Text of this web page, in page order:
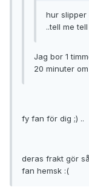
hur slipper
..tell me
Jag bor 1
20 minuter
fy fan för dig ;) ..
deras frakt gör
fan hemsk :(